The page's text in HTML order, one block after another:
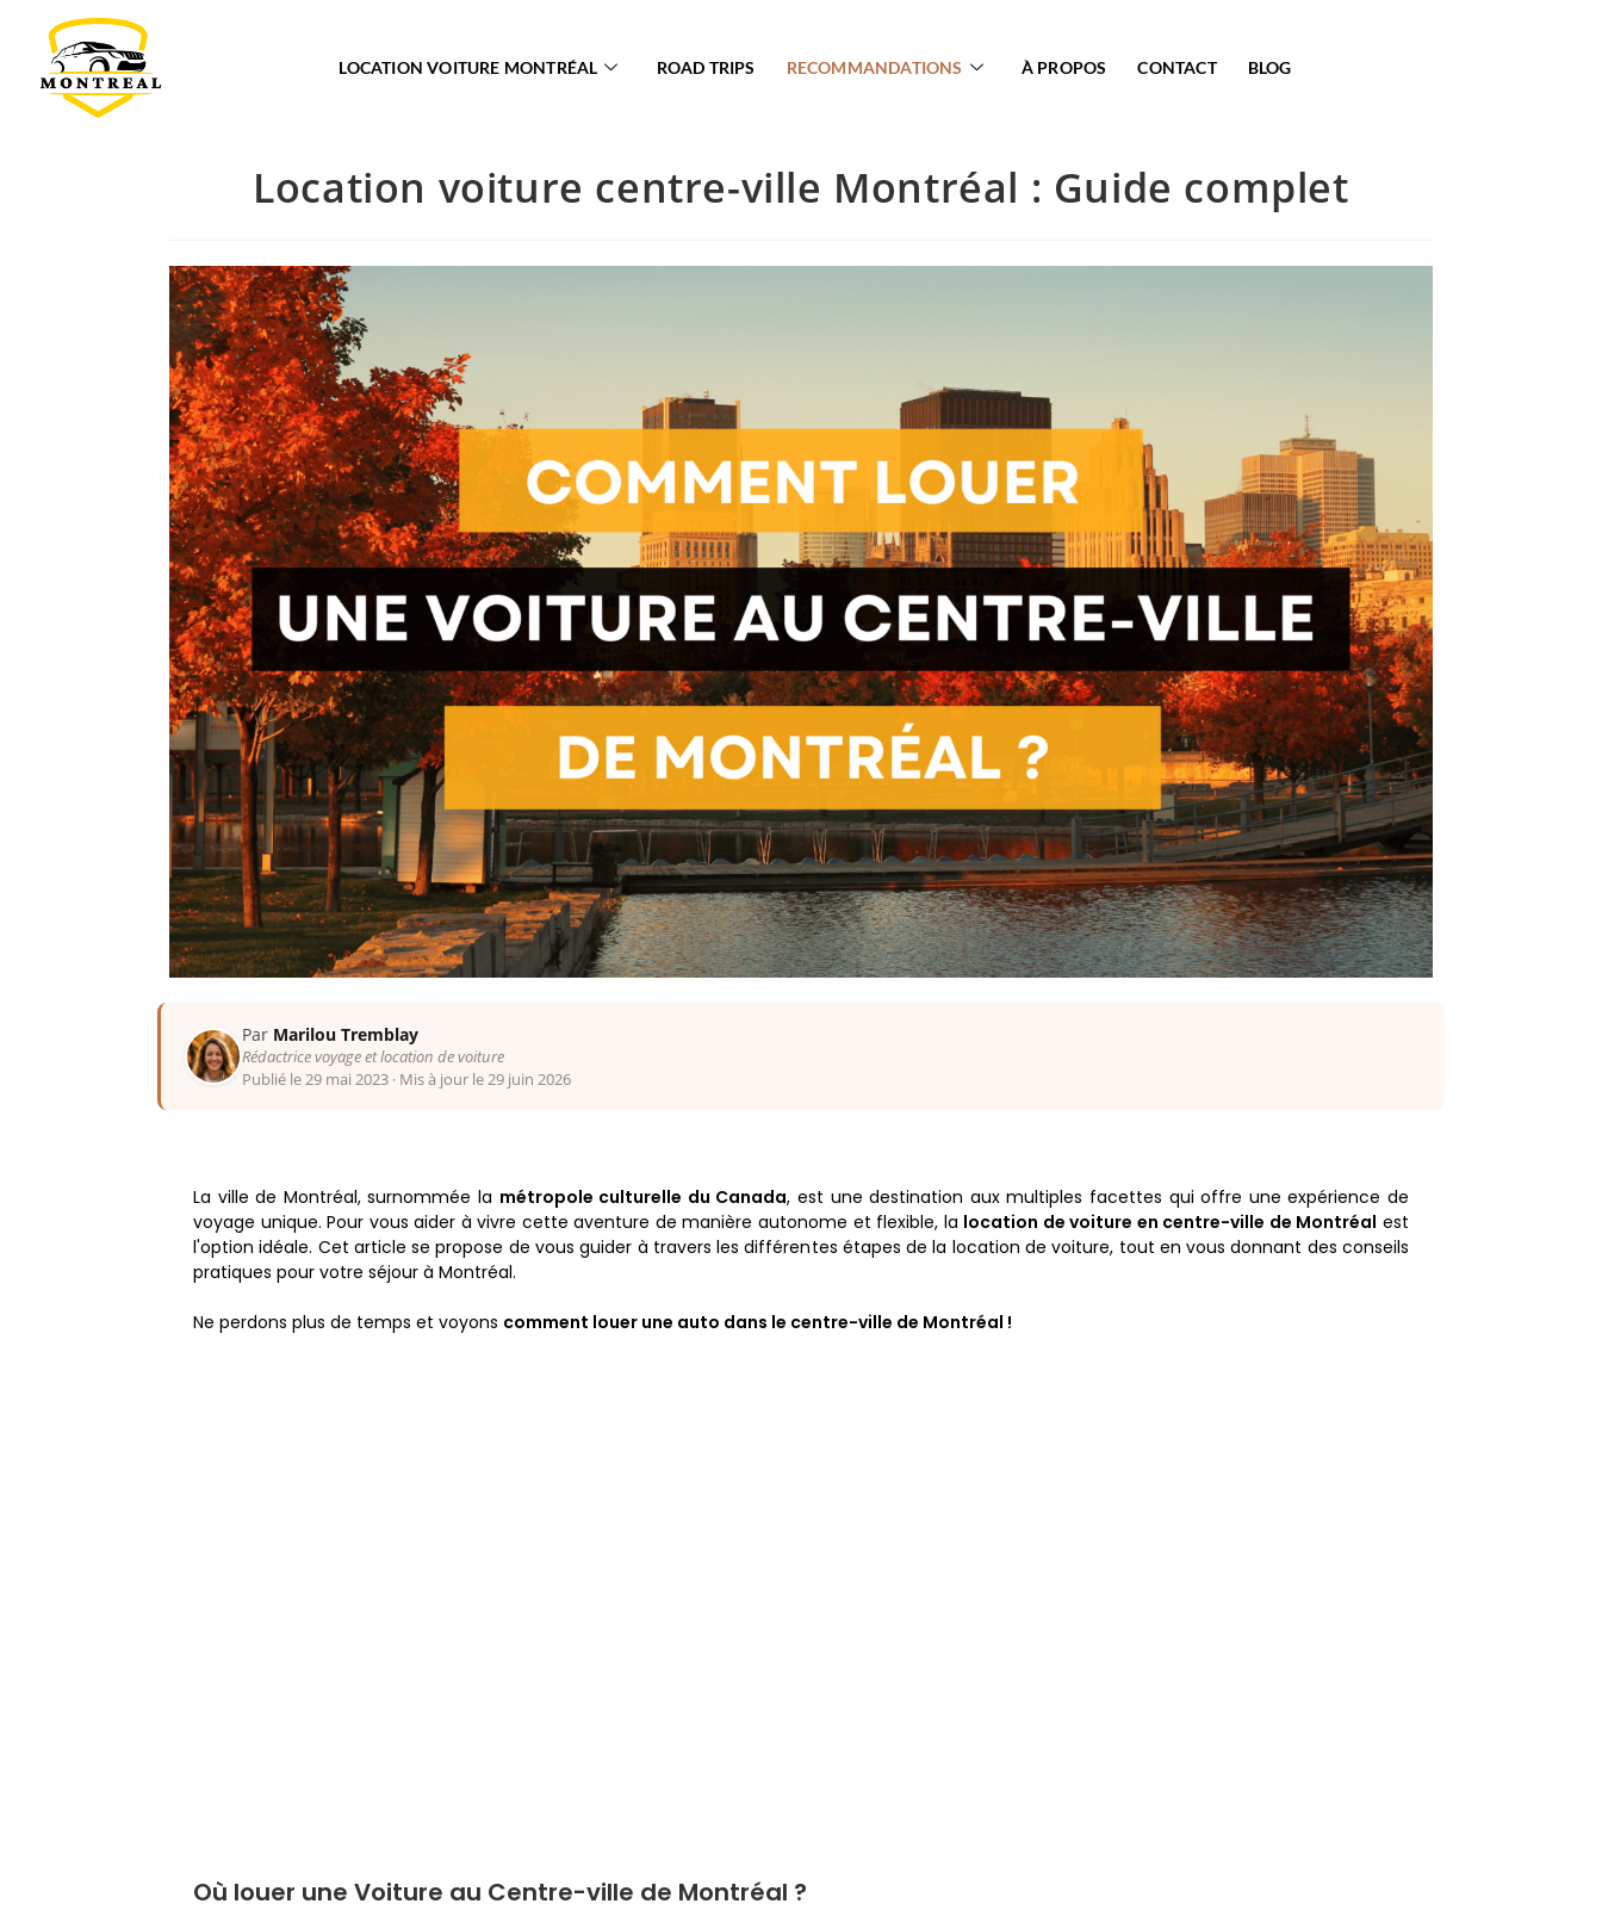
LOCATION VOITURE MONTRÉAL ROAD TRIPS RECOMMANDATIONS À PROPOS CONTACT BLOG
Location voiture centre-ville Montréal : Guide complet
Par Marilou Tremblay
Rédactrice voyage et location de voiture
Publié le 29 mai 2023 · Mis à jour le 29 juin 2026
La ville de Montréal, surnommée la métropole culturelle du Canada, est une destination aux multiples facettes qui offre une expérience de
voyage unique. Pour vous aider à vivre cette aventure de manière autonome et flexible, la location de voiture en centre-ville de Montréal est
l'option idéale. Cet article se propose de vous guider à travers les différentes étapes de la location de voiture, tout en vous donnant des conseils
pratiques pour votre séjour à Montréal.
Ne perdons plus de temps et voyons comment louer une auto dans le centre-ville de Montréal !
Où louer une Voiture au Centre-ville de Montréal ?